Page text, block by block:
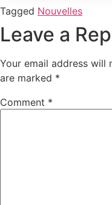
Tagged Nouvelles
Leave a
Your email address will
are marked *
Comment *